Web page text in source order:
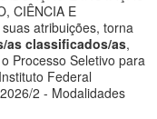
CIÊNCIA E
atribuições, torna
as classificados/as,
Processo Seletivo para
Federal
2 - Modalidades